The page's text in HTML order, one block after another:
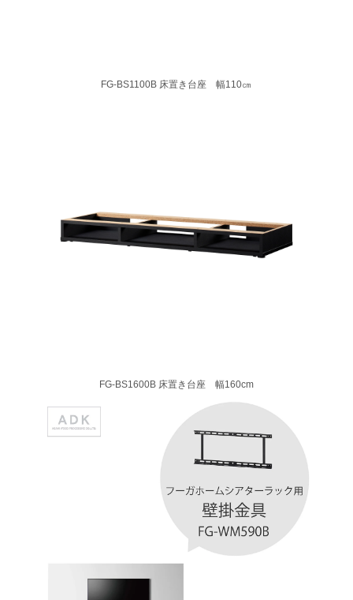
FG-BS1100B 床置き台座 幅110㎝
FG-BS1600B 床置き台座 幅160cm